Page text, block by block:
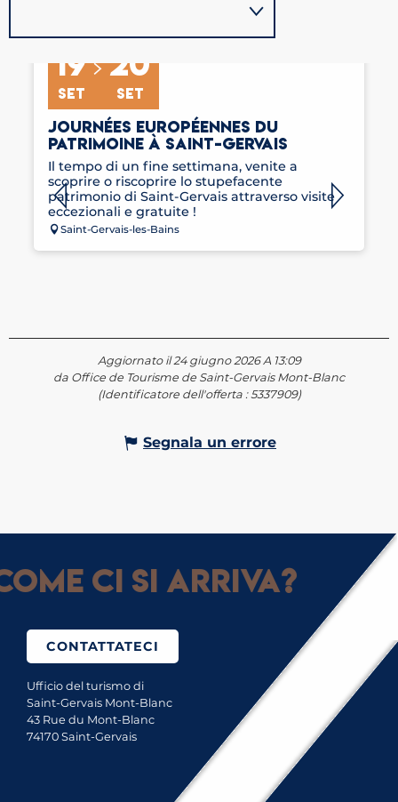
19
SET
20
SET
JOURNÉES EUROPÉENNES DU
PATRIMOINE À SAINT-GERVAIS
Il tempo di un fine settimana, venite a
scoprire o riscoprire lo stupefacente
patrimonio di Saint-Gervais attraverso visite
eccezionali e gratuite !
Saint-Gervais-les-Bains
Aggiornato il 24 giugno 2026 A 13:09
da Office de Tourisme de Saint-Gervais Mont-Blanc
(Identificatore dell'offerta :5337909)
Segnala un errore
ci si arriva?
CONTATTATECI
Ufficio del turismo di
Saint-Gervais Mont-Blanc
43 Rue du Mont-Blanc
74170 Saint-Gervais